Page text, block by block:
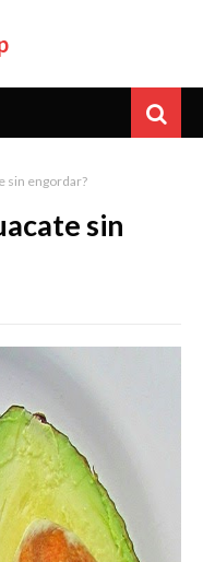
sin engordar?
sin